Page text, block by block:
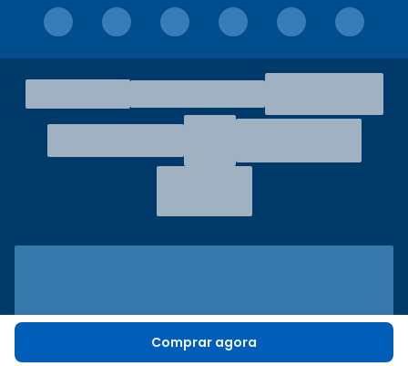
Comprar agora